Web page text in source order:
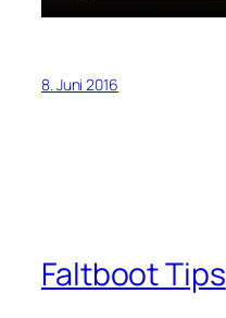
8. Juni 2016
Faltboot Tips